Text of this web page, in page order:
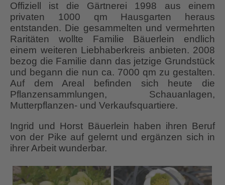
Offiziell ist die Gärtnerei 1998 aus einem
privaten 1000 qm Hausgarten heraus
entstanden. Die gesammelten und vermehrten
Raritäten wollte Familie Bäuerlein endlich
einem weiteren Liebhaberkreis anbieten. 2008
bezog die Familie dann das jetzige Grundstück
und begann die nun ca. 7000 qm zu gestalten.
Auf dem Areal befinden sich heute die
Pflanzensammlungen, Schauanlagen,
Mutterpflanzen- und Verkaufsquartiere.
Ingrid und Horst Bäuerlein haben ihren Beruf
von der Pike auf gelernt und ergänzen sich in
ihrer Arbeit wunderbar.